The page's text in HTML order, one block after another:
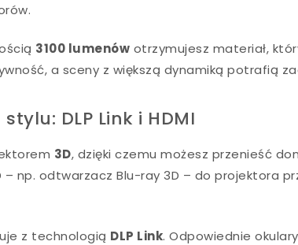
3100 lumenów otrzymujesz materiał,
a sceny z większą dynamiką potrafią
DLP Link i HDMI
3D, dzięki czemu możesz przenieść
– np. odtwarzacz Blu-ray 3D – do projektora
z technologią DLP Link. Odpowiednie